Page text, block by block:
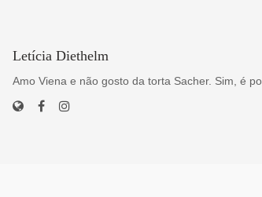
Letícia Diethelm
Amo Viena e não gosto da torta Sacher. Sim, é